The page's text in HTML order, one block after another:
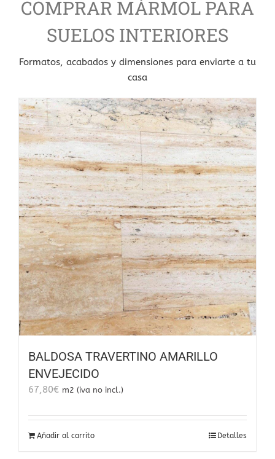
COMPRAR MÁRMOL PARA
SUELOS INTERIORES
Formatos, acabados y dimensiones para enviarte a tu
casa
BALDOSA TRAVERTINO AMARILLO
ENVEJECIDO
67,80€ m2 (iva no incl.)
Añadir al carrito Detalles